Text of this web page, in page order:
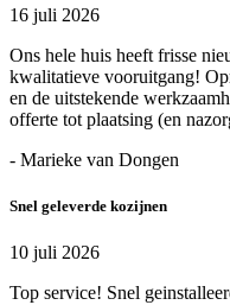
16 juli 2026
Ons hele huis heeft frisse
kwalitatieve vooruitgang!
en de uitstekende
offerte tot plaatsing (en
- Marieke van Dongen
Snel geleverde kozijnen
10 juli 2026
Top service! Snel